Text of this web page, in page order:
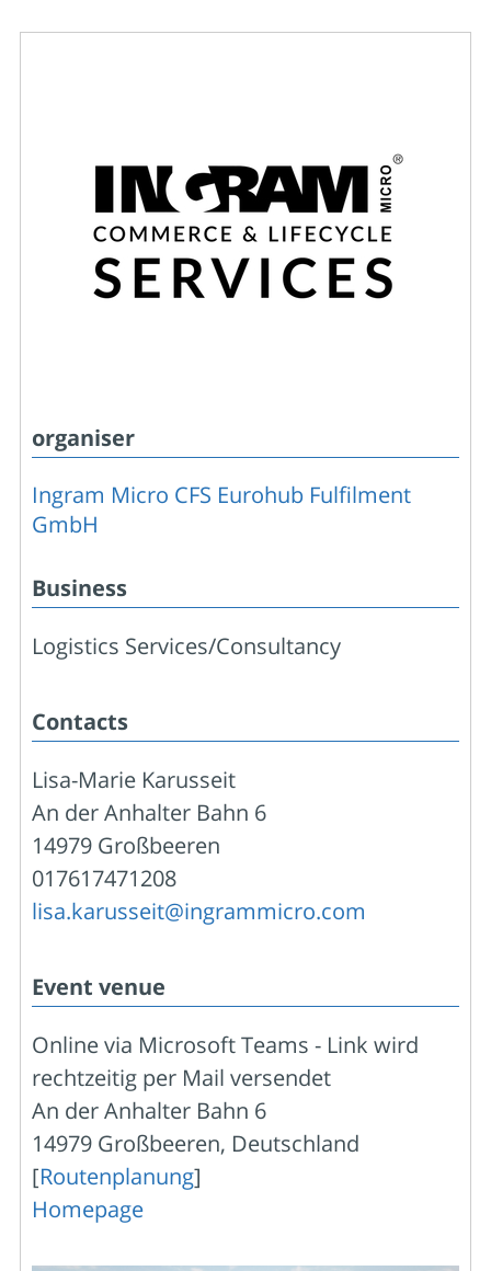
organiser
Ingram Micro CFS Eurohub Fulfilment
GmbH
Business
Logistics Services/Consultancy
Contacts
Lisa-Marie Karusseit
An der Anhalter Bahn 6
14979 Großbeeren
017617471208
lisa.karusseit@ingrammicro.com
Event venue
Online via Microsoft Teams - Link wird
rechtzeitig per Mail versendet
An der Anhalter Bahn 6
14979 Großbeeren, Deutschland
[Routenplanung]
Homepage